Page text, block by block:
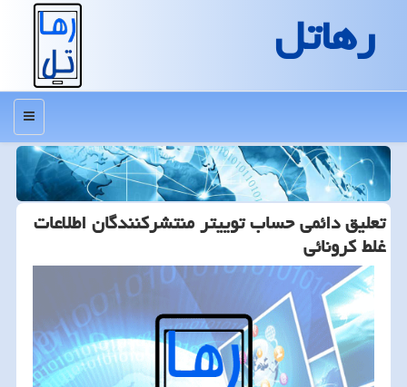
رهاتل
منو
تعلیق دائمی حساب توییتر منتشركنندگان اطلاعات
غلط كرونائی